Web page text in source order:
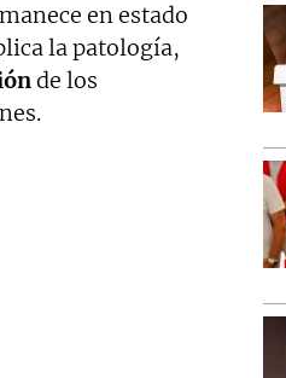
en estado
la patología,
de los